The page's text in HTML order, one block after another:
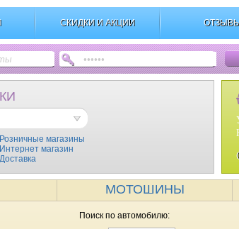
СКИДКИ И АКЦИИ
Розничные магазины
Интернет магазин
Доставка
МОТОШИНЫ
Поиск по автомобилю: